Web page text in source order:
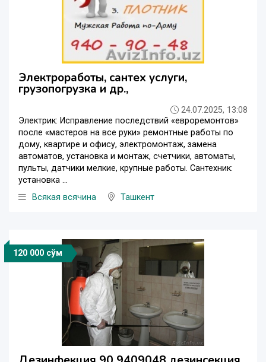
Электроработы, сантех услуги,
грузопогрузка и др.,
24.07.2025, 13:08
Электрик: Исправление последствий «евроремонтов»
после «мастеров на все руки» ремонтные работы по
дому, квартире и офису, электромонтаж, замена
автоматов, установка и монтаж, счетчики, автоматы,
пульты, датчики мелкие, крупные работы. Сантехник:
установка ...
Всякая всячина
Ташкент
120 000 сўм